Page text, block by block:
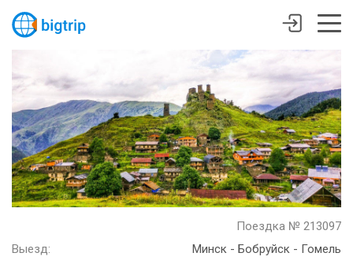
Поездка № 213097
Выезд:
Минск - Бобруйск - Гомель